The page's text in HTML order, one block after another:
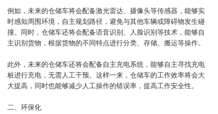
例如，未来的仓储车将会配备激光雷达、摄像头等传感器，能够实
时感知周围环境，自主规划路径，避免与其他车辆或障碍物发生碰
撞。同时，仓储车还将会配备语音识别、人脸识别等技术，能够自
主识别货物，根据货物的不同特点进行分类、存储、搬运等操作。
此外，未来的仓储车还将会配备自主充电系统，能够自主寻找充电
桩进行充电，无需人工干预。这样一来，仓储车的工作效率将会大
大提高，同时也能够减少人工操作的错误率，提高工作安全性。
二、环保化